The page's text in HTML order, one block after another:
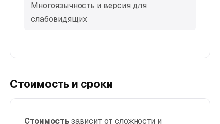
Многоязычность и версия для
слабовидящих
Стоимость и сроки
Стоимостьзависит от сложности и